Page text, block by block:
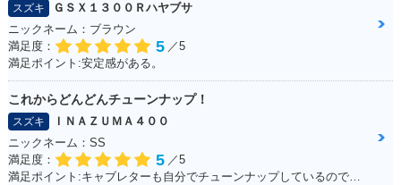
スズキ
ＧＳＸ１３００Ｒハヤブサ
ニックネーム：ブラウン
満足度：
5 ／5
満足ポイント:安定感がある。
これからどんどんチューンナップ！
スズキ
ＩＮＡＺＵＭＡ４００
ニックネーム：SS
満足度：
5 ／5
満足ポイント:キャブレターも自分でチューンナップしているので、これからもっともっとチューンナップしていきたい♪